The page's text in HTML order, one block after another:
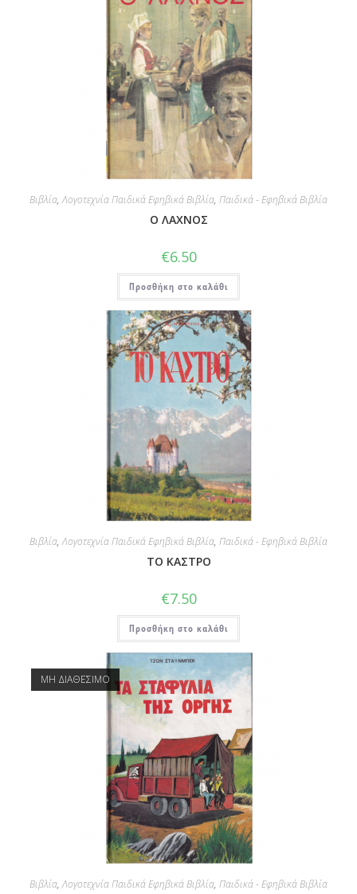
Βιβλία,Λογοτεχνία Παιδικά Εφηβικά Βιβλία, Παιδικά - Εφηβικά Βιβλία
Ο ΛΑΧΝΟΣ
€6.50
Προσθήκη στο καλάθι
Βιβλία,Λογοτεχνία Παιδικά Εφηβικά Βιβλία, Παιδικά - Εφηβικά Βιβλία
ΤΟ ΚΑΣΤΡΟ
€7.50
Προσθήκη στο καλάθι
ΜΗ ΔΙΑΘΕΣΙΜΟ
Βιβλία,Λογοτεχνία Παιδικά Εφηβικά Βιβλία, Παιδικά - Εφηβικά Βιβλία